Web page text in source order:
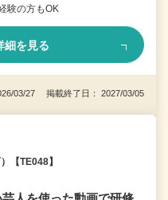
験の方もOK
細を見る
03/27 掲載終了日： 2027/03/05
【TE048】